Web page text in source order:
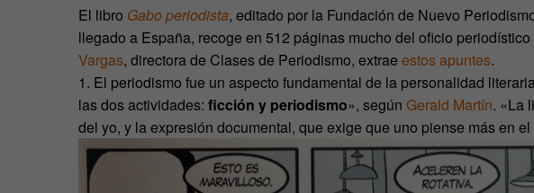
El libro Gabo periodista, editado por la Fundación de Nuevo
llegado a España, recoge en 512 páginas mucho del oficio
Vargas, directora de Clases de Periodismo, extrae estos apuntes.
1. El periodismo fue un aspecto fundamental de la personalidad
las dos actividades: ficción y periodismo», según Gerald Martín. «La
del yo, y la expresión documental, que exige que uno piense más en